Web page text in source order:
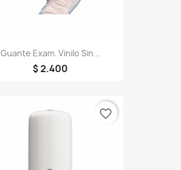
Guante Exam. Vinilo Sin...
$ 2.400
favorite_border